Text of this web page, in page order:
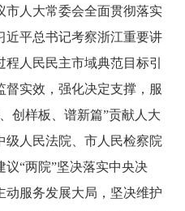
市人大常委会全面贯彻落实
近平总书记考察浙江重要讲
人民民主市域典范目标引
实效，强化决定支撑，服
创样板、谱新篇”贡献人大
级人民法院、市人民检察院
“两院”坚决落实中央决
动服务发展大局，坚决维护